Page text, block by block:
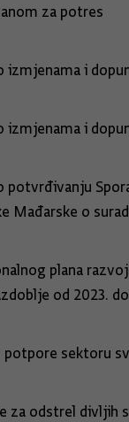
za potres
i
izmjenama i
Mađarske o
plana
od 2023.
sektoru
za odstrel divljih